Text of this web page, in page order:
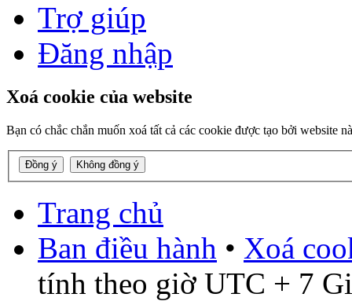
Trợ giúp
Đăng nhập
Xoá cookie của website
Bạn có chắc chắn muốn xoá tất cả các cookie được tạo bởi website
Trang chủ
Ban điều hành • Xoá
tính theo giờ UTC + 7